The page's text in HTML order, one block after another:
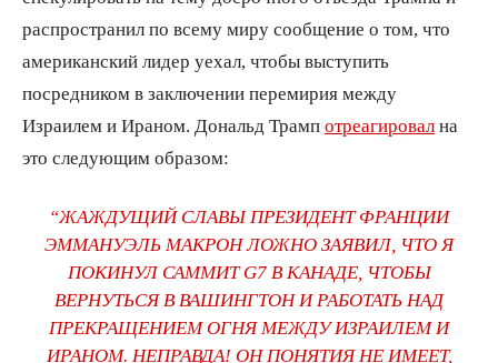
распространил по всему миру сообщение о том, что
американский лидер уехал, чтобы выступить
посредником в заключении перемирия между
Израилем и Ираном. Дональд Трамп отреагировал на
это следующим образом:
“ЖАЖДУЩИЙ СЛАВЫ ПРЕЗИДЕНТ ФРАНЦИИ
ЭММАНУЭЛЬ МАКРОН ЛОЖНО ЗАЯВИЛ, ЧТО Я
ПОКИНУЛ САММИТ G7 В КАНАДЕ, ЧТОБЫ
ВЕРНУТЬСЯ В ВАШИНГТОН И РАБОТАТЬ НАД
ПРЕКРАЩЕНИЕМ ОГНЯ МЕЖДУ ИЗРАИЛЕМ И
ИРАНОМ. НЕПРАВДА! ОН ПОНЯТИЯ НЕ ИМЕЕТ,